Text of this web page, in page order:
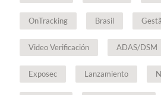
OnTracking Brasil
Video Verificación ADAS/DSM
Exposec Lanzamiento